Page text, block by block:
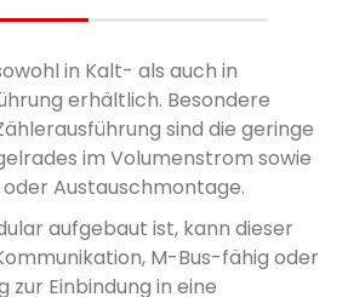
in Kalt- als auch in
erhältlich. Besondere
sind die geringe
im Volumenstrom sowie
Austauschmontage.
aufgebaut ist, kann dieser
M-Bus-fähig oder
zur Einbindung in eine